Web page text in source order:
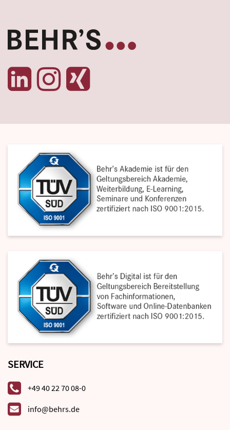
SERVICE
+49 40 22 70 08-0
info@behrs.de